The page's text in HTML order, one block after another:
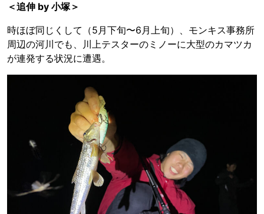
＜追伸 by 小塚＞
時ほぼ同じくして（5月下旬〜6月上旬）、モンキス事務所
周辺の河川でも、川上テスターのミノーに大型のカマツカ
が連発する状況に遭遇。